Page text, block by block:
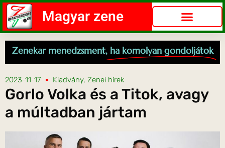
Magyar zene
Zenekar menedzsment, ha komolyan gondoljátok
2023-11-17 Kiadvány, Zenei hírek
Gorlo Volka és a Titok, avagy
a múltadban jártam